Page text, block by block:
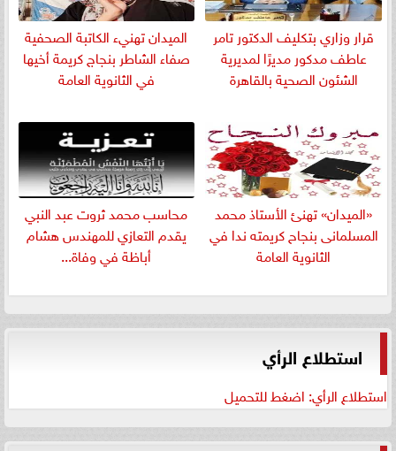
قرار وزاري بتكليف الدكتور تامر
عاطف مدكور مديرًا لمديرية
الشئون الصحية بالقاهرة
الميدان تهنيء الكاتبة الصحفية
صفاء الشاطر بنجاج كريمة أخيها
في الثانوية العامة
«الميدان» تهنئ الأستاذ محمد
المسلمانى بنجاح كريمته ندا في
الثانوية العامة
​محاسب محمد ثروت عبد النبي
يقدم التعازي للمهندس هشام
أباظة في وفاة...
استطلاع الرأي
استطلاع الرأي: اضغط للتحميل